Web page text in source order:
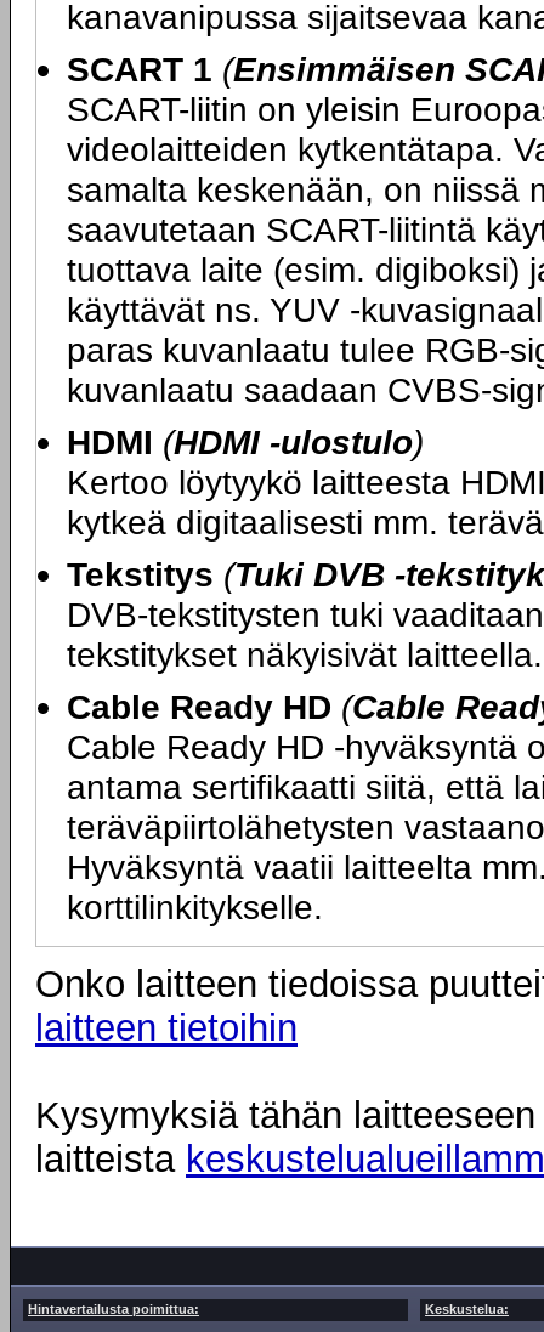
kanavanipussa sijaitsevaa
SCART 1 (Ensimmäisen
SCART-liitin on yleisin
videolaitteiden kytkentätapa.
samalta keskenään, on niissä
saavutetaan SCART-liitintä
tuottava laite (esim. digiboksi)
käyttävät ns. YUV -
paras kuvanlaatu tulee RGB-
kuvanlaatu saadaan CVBS-
HDMI (HDMI -ulostulo)
Kertoo löytyykö laitteesta
kytkeä digitaalisesti mm.
Tekstitys (Tuki DVB -
DVB-tekstitysten tuki
tekstitykset näkyisivät laitteella.
Cable Ready HD (Cable
Cable Ready HD -hyväksyntä
antama sertifikaatti siitä, että
teräväpiirtolähetysten
Hyväksyntä vaatii laitteelta
korttilinkitykselle.
Onko laitteen tiedoissa
laitteen tietoihin
Kysymyksiä tähän
laitteista
Hintavertailusta poimittua: Keskustelua: